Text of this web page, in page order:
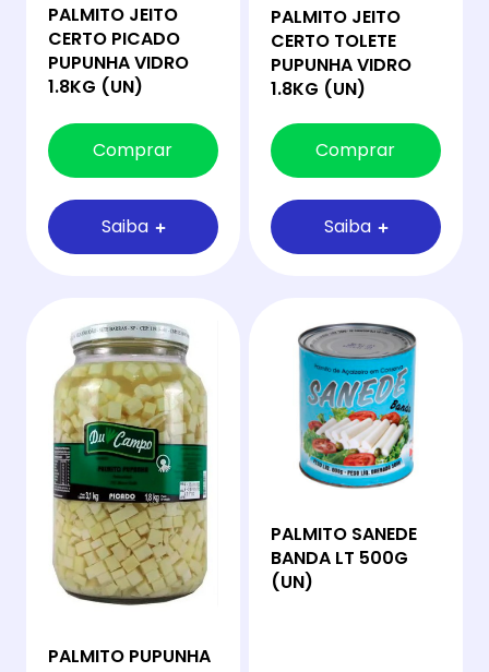
PALMITO JEITO
CERTO PICADO
PUPUNHA VIDRO
1.8KG (UN)
Comprar
Saiba
PALMITO JEITO
CERTO TOLETE
PUPUNHA VIDRO
1.8KG (UN)
Comprar
Saiba
PALMITO PUPUNHA
PALMITO SANEDE
BANDA LT 500G
(UN)